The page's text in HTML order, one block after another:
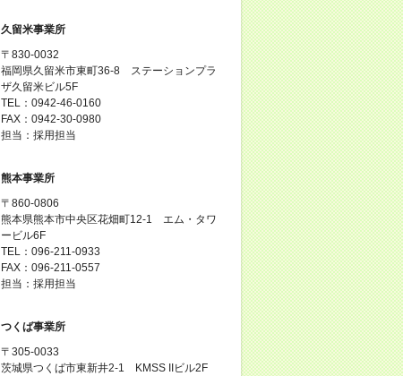
久留米事業所
〒830-0032
福岡県久留米市東町36-8 ステーションプラ
ザ久留米ビル5F
TEL：0942-46-0160
FAX：0942-30-0980
担当：採用担当
熊本事業所
〒860-0806
熊本県熊本市中央区花畑町12-1 エム・タワ
ービル6F
TEL：096-211-0933
FAX：096-211-0557
担当：採用担当
つくば事業所
〒305-0033
茨城県つくば市東新井2-1 KMSS IIビル2F